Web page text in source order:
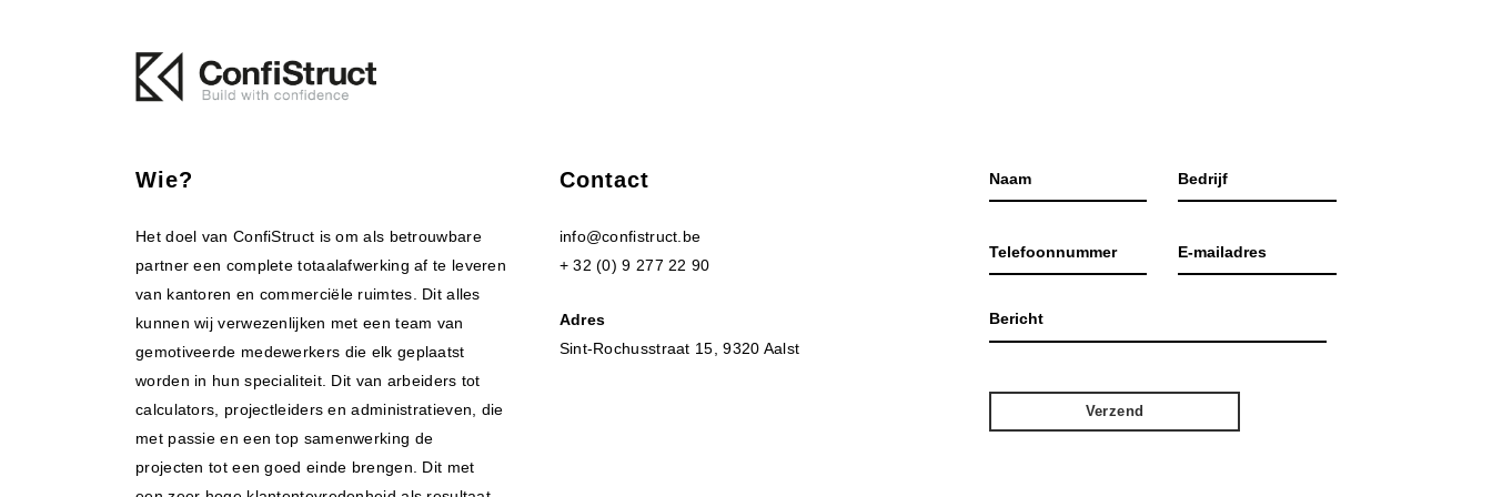
Wie?
Het doel van ConfiStruct is om als betrouwbare
partner een complete totaalafwerking af te leveren
van kantoren en commerciële ruimtes. Dit alles
kunnen wij verwezenlijken met een team van
gemotiveerde medewerkers die elk geplaatst
worden in hun specialiteit. Dit van arbeiders tot
calculators, projectleiders en administratieven, die
met passie en een top samenwerking de
projecten tot een goed einde brengen. Dit met
Contact
info@confistruct.be
+ 32 (0) 9 277 22 90
Adres
Sint-Rochusstraat 15, 9320 Aalst